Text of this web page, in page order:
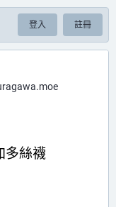
登入 註冊
多絲襪